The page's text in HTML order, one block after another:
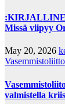
Missä viipyy
May 20, 2026
Vasemmistoliitto
valmistella